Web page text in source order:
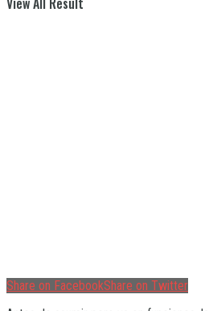
Share on FacebookShare on Twitter